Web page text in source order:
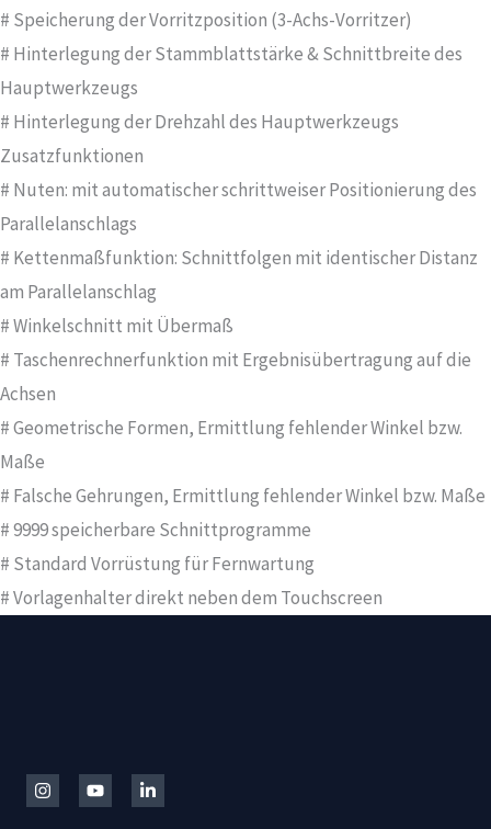
# Speicherung der Vorritzposition (3-Achs-Vorritzer)
# Hinterlegung der Stammblattstärke & Schnittbreite des
Hauptwerkzeugs
# Hinterlegung der Drehzahl des Hauptwerkzeugs
Zusatzfunktionen
# Nuten: mit automatischer schrittweiser Positionierung des
Parallelanschlags
# Kettenmaßfunktion: Schnittfolgen mit identischer Distanz
am Parallelanschlag
# Winkelschnitt mit Übermaß
# Taschenrechnerfunktion mit Ergebnisübertragung auf die
Achsen
# Geometrische Formen, Ermittlung fehlender Winkel bzw.
Maße
# Falsche Gehrungen, Ermittlung fehlender Winkel bzw. Maße
# 9999 speicherbare Schnittprogramme
# Standard Vorrüstung für Fernwartung
# Vorlagenhalter direkt neben dem Touchscreen